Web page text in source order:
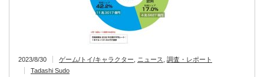
2023/8/30 ゲーム/トイ/キャラクター ニュース
調査・レポート
Tadashi Sudo